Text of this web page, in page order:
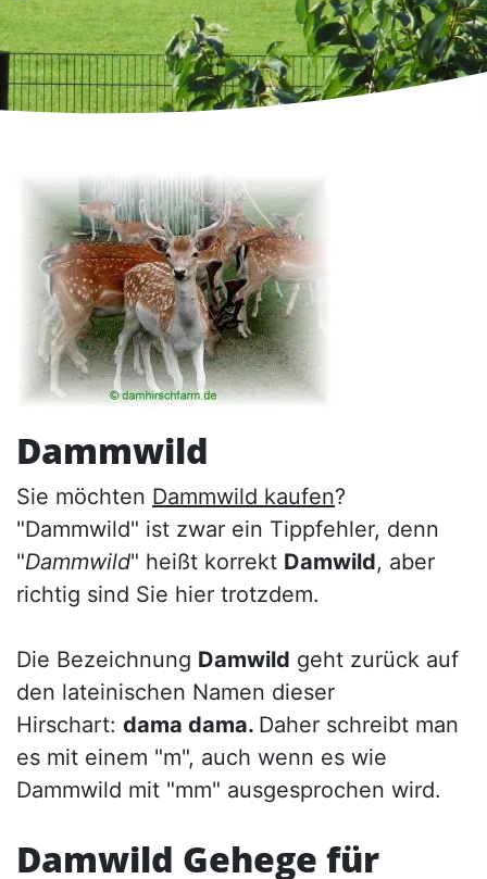
Dammwild
Sie möchten Dammwild kaufen?
"Dammwild" ist zwar ein Tippfehler, denn
"Dammwild" heißt korrekt Damwild, aber
richtig sind Sie hier trotzdem.
Die Bezeichnung Damwild geht zurück auf
den lateinischen Namen dieser
Hirschart: dama dama. Daher schreibt man
es mit einem "m", auch wenn es wie
Dammwild mit "mm" ausgesprochen wird.
Damwild Gehege für